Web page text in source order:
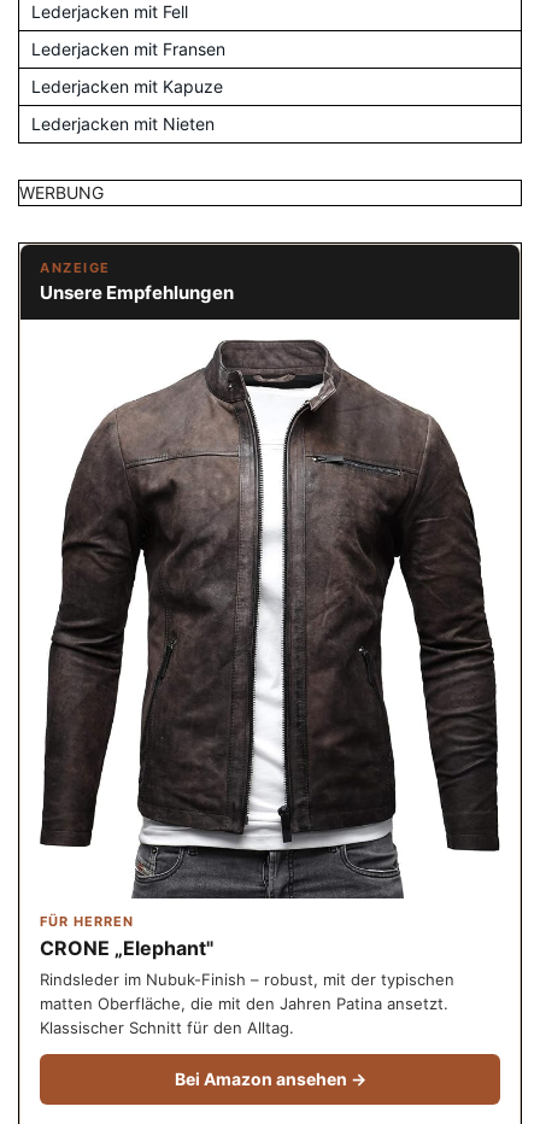
Lederjacken mit Fell
Lederjacken mit Fransen
Lederjacken mit Kapuze
Lederjacken mit Nieten
WERBUNG
ANZEIGE
Unsere Empfehlungen
FÜR HERREN
CRONE „Elephant"
Rindsleder im Nubuk-Finish – robust, mit der typischen
matten Oberfläche, die mit den Jahren Patina ansetzt.
Klassischer Schnitt für den Alltag.
Bei Amazon ansehen →